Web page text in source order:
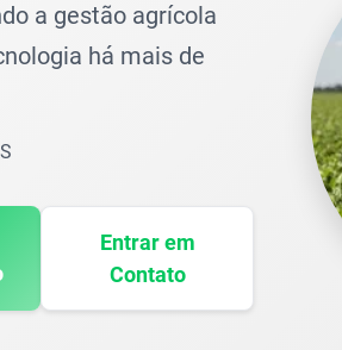
a gestão agrícola
há mais de
Entrar em
Contato